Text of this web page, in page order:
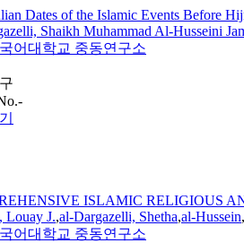
Dates of the Islamic Events Before
Shaikh Muhammad Al-Husseini
어대학교 중동연구소
ISLAMIC RELIGIOUS
Louay J.,al-Dargazelli, Shetha,al-Hussein,
어대학교 중동연구소